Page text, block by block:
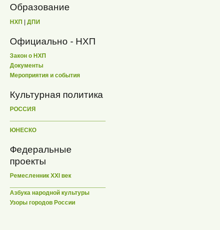
Образование
НХП | ДПИ
Официально - НХП
Закон о НХП
Документы
Мероприятия и события
Культурная политика
РОССИЯ
ЮНЕСКО
Федеральные
проекты
Ремесленник XXI век
Азбука народной культуры
Узоры городов России